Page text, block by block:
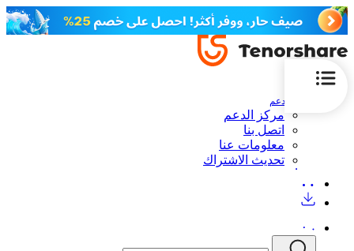
الدعم
مركز الدعم
اتصل بنا
معلومات عنا
تحديث الاشتراك